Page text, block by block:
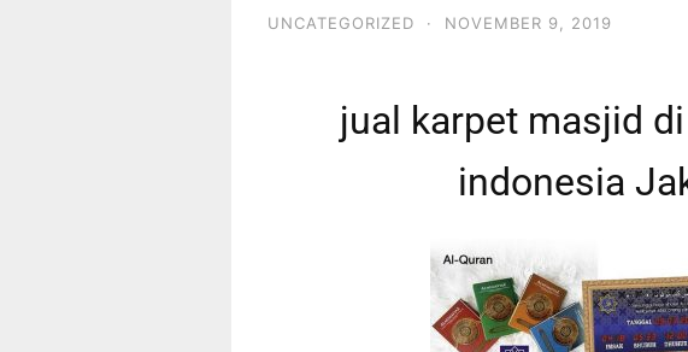
UNCATEGORIZED · NOVEMBER 9, 2019
jual karpet masjid
indonesia